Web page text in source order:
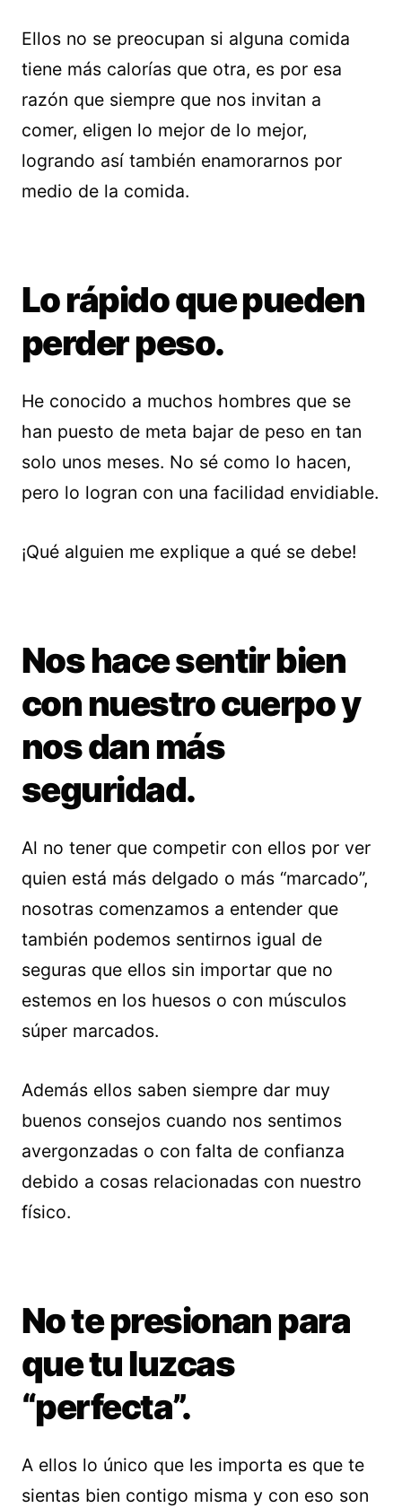
Ellos no se preocupan si alguna comida
tiene más calorías que otra, es por esa
razón que siempre que nos invitan a
comer, eligen lo mejor de lo mejor,
logrando así también enamorarnos por
medio de la comida.
Lo rápido que pueden
perder peso.
He conocido a muchos hombres que se
han puesto de meta bajar de peso en tan
solo unos meses. No sé como lo hacen,
pero lo logran con una facilidad envidiable.
¡Qué alguien me explique a qué se debe!
Nos hace sentir bien
con nuestro cuerpo y
nos dan más
seguridad.
Al no tener que competir con ellos por ver
quien está más delgado o más “marcado”,
nosotras comenzamos a entender que
también podemos sentirnos igual de
seguras que ellos sin importar que no
estemos en los huesos o con músculos
súper marcados.
Además ellos saben siempre dar muy
buenos consejos cuando nos sentimos
avergonzadas o con falta de confianza
debido a cosas relacionadas con nuestro
físico.
No te presionan para
que tu luzcas
“perfecta”.
A ellos lo único que les importa es que te
sientas bien contigo misma y con eso son